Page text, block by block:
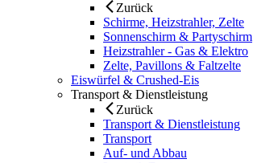
Zurück
Schirme, Heizstrahler, Zelte
Sonnenschirm & Partyschirm
Heizstrahler - Gas & Elektro
Zelte, Pavillons & Faltzelte
Eiswürfel & Crushed-Eis
Transport & Dienstleistung
Zurück
Transport & Dienstleistung
Transport
Auf- und Abbau